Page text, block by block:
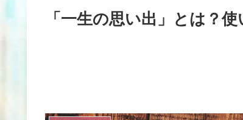
「一生の思い出」とは？